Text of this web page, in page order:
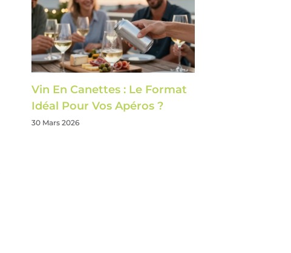
Vin En Canettes : Le Format
Idéal Pour Vos Apéros ?
30 Mars 2026